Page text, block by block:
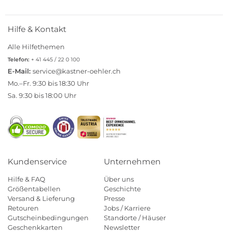
Hilfe & Kontakt
Alle Hilfethemen
Telefon: + 41 445 / 22 0 100
E-Mail: service@kastner-oehler.ch
Mo.–Fr. 9:30 bis 18:30 Uhr
Sa. 9:30 bis 18:00 Uhr
Kundenservice
Hilfe & FAQ
Größentabellen
Versand & Lieferung
Retouren
Gutscheinbedingungen
Geschenkkarten
Unternehmen
Über uns
Geschichte
Presse
Jobs / Karriere
Standorte / Häuser
Newsletter